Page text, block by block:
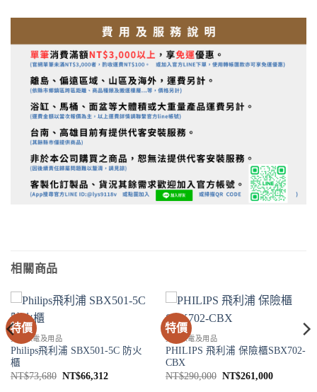
相關商品
特價
其他家電及用品
Philips飛利浦 SBX501-5C 防火
櫃
NT$73,680 原
NT$66,312目
特價
其他家電及用品
PHILIPS 飛利浦 保險櫃SBX702-
CBX
NT$290,000 原
NT$261,000目